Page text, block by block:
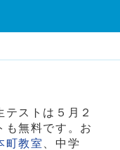
ストは５月２
も無料です。お
町教室
、中学